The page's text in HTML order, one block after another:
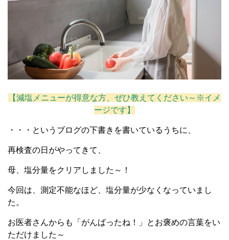
【減塩メニューが得意な方、ぜひ教えてください～※イメ
ージです】
・・・というブログの下書きを書いているうちに、
再検査の日がやってきて、
母、塩分量をクリアしました～！
今回は、測定不能なほど、塩分量が少なくなっていまし
た。
お医者さんからも「がんばったね！」とお褒めの言葉をい
ただけました～